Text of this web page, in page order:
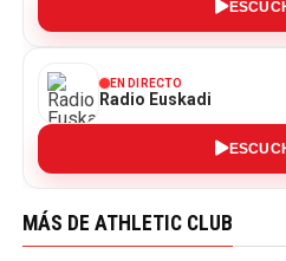
EN DIRECTO
Radio Euskadi
MÁS DE ATHLETIC CLUB